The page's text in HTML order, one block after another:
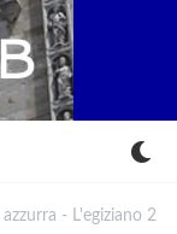
- L'egiziano 2